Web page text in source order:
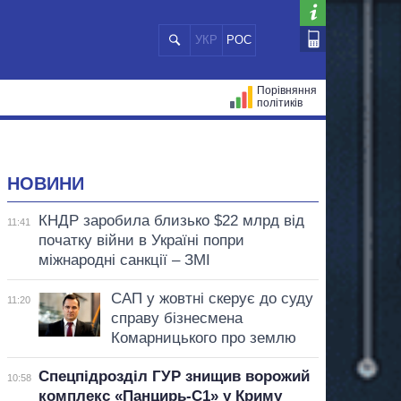
УКР РОС
Порівняння
політиків
НОВИНИ
11:41
КНДР заробила близько $22 млрд від
початку війни в Україні попри
міжнародні санкції – ЗМІ
11:20
САП у жовтні скерує до суду
справу бізнесмена
Комарницького про землю
10:58
Спецпідрозділ ГУР знищив ворожий
комплекс «Панцирь-С1» у Криму